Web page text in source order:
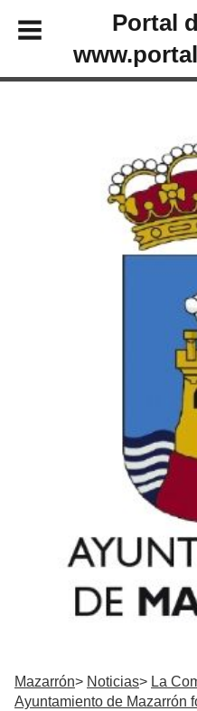
Portal
Mazarrón Noticias
La
Ayuntamiento de Mazarrón